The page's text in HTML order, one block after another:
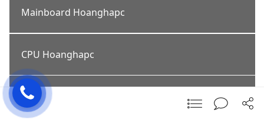
Mainboard Hoanghapc
CPU Hoanghapc
https://hoanghapc.vn/buildpc